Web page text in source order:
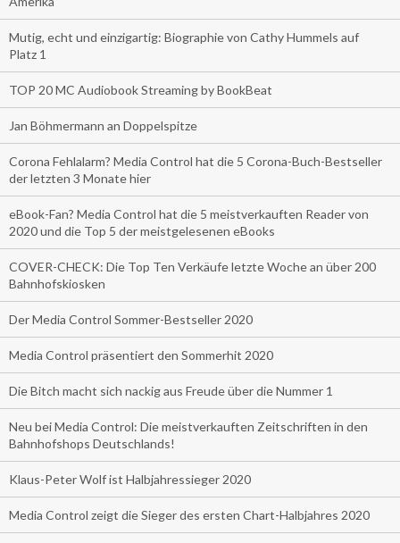
Mutig, echt und einzigartig: Biographie von Cathy Hummels auf
Platz 1
TOP 20 MC Audiobook Streaming by BookBeat
Jan Böhmermann an Doppelspitze
Corona Fehlalarm? Media Control hat die 5 Corona-Buch-Bestseller
der letzten 3 Monate hier
eBook-Fan? Media Control hat die 5 meistverkauften Reader von
2020 und die Top 5 der meistgelesenen eBooks
COVER-CHECK: Die Top Ten Verkäufe letzte Woche an über 200
Bahnhofskiosken
Der Media Control Sommer-Bestseller 2020
Media Control präsentiert den Sommerhit 2020
Die Bitch macht sich nackig aus Freude über die Nummer 1
Neu bei Media Control: Die meistverkauften Zeitschriften in den
Bahnhofshops Deutschlands!
Klaus-Peter Wolf ist Halbjahressieger 2020
Media Control zeigt die Sieger des ersten Chart-Halbjahres 2020